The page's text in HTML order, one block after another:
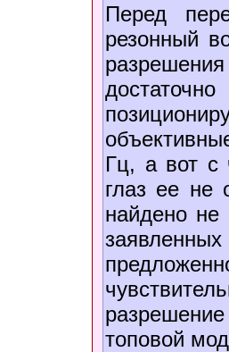
Перед
резонный
Гц, а вот с
глаз ее не
найдено не
топовой